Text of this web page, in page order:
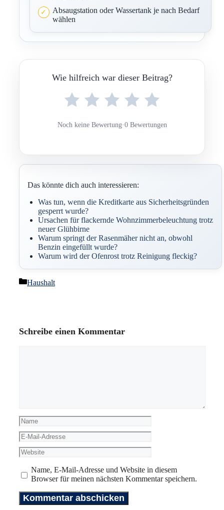
Absaugstation oder Wassertank je nach Bedarf
wählen
Wie hilfreich war dieser Beitrag?
Noch keine Bewertung·0 Bewertungen
Das könnte dich auch interessieren:
Was tun, wenn die Kreditkarte aus Sicherheitsgründen
gesperrt wurde?
Ursachen für flackernde Wohnzimmerbeleuchtung trotz
neuer Glühbirne
Warum springt der Rasenmäher nicht an, obwohl
Benzin eingefüllt wurde?
Warum wird der Ofenrost trotz Reinigung fleckig?
Kategorien
Haushalt
Schreibe einen Kommentar
Name
E-
Mail-
Adresse
Website
Name, E-Mail-Adresse und Website in diesem
Browser für meinen nächsten Kommentar speichern.